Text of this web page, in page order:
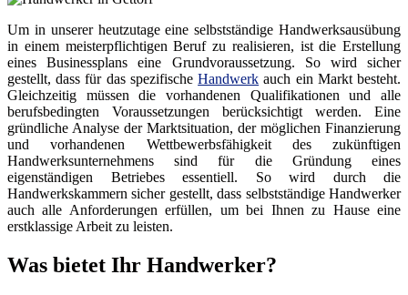
Um in unserer heutzutage eine selbstständige Handwerksausübung
in einem meisterpflichtigen Beruf zu realisieren, ist die Erstellung
eines Businessplans eine Grundvoraussetzung. So wird sicher
gestellt, dass für das spezifischeHandwerk auch ein Markt besteht.
Gleichzeitig müssen die vorhandenen Qualifikationen und alle
berufsbedingten Voraussetzungen berücksichtigt werden. Eine
gründliche Analyse der Marktsituation, der möglichen Finanzierung
und vorhandenen Wettbewerbsfähigkeit des zukünftigen
Handwerksunternehmens sind für die Gründung eines
eigenständigen Betriebes essentiell. So wird durch die
Handwerkskammern sicher gestellt, dass selbstständige Handwerker
auch alle Anforderungen erfüllen, um bei Ihnen zu Hause eine
erstklassige Arbeit zu leisten.
Was bietet Ihr Handwerker?